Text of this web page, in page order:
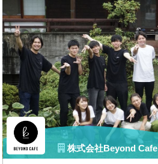
株式会社Beyond Cafe